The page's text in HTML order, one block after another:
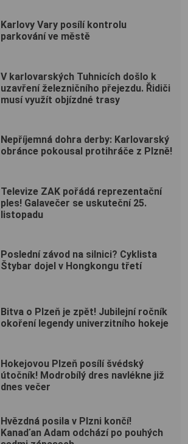
Karlovy Vary posílí kontrolu
parkování ve městě
V karlovarských Tuhnicích došlo k
uzavření železničního přejezdu. Řidiči
musí využít objízdné trasy
Nepříjemná dohra derby: Karlovarský
obránce pokousal protihráče z Plzně!
Televize ZAK pořádá reprezentační
ples! Galavečer se uskuteční 25.
listopadu
Poslední závod na silnici? Cyklista
Štybar dojel v Hongkongu třetí
Bitva o Plzeň je zpět! Jubilejní ročník
okoření legendy univerzitního hokeje
Hokejovou Plzeň posílí švédský
útočník! Modrobílý dres navlékne již
dnes večer
Hvězdná posila v Plzni končí!
Kanaďan Adam odchází po pouhých